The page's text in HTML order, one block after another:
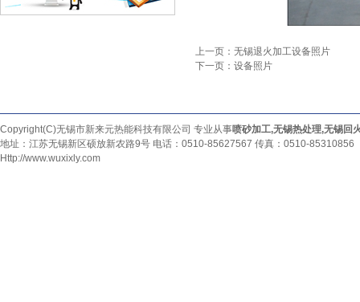
上一页：无锡退火加工设备照片
下一页：设备照片
Copyright(C)无锡市新来元热能科技有限公司 专业从事喷砂加工,无锡热处理,无锡回
地址：江苏无锡新区硕放新农路9号 电话：0510-85627567 传真：0510-85310856
Http://www.wuxixly.com